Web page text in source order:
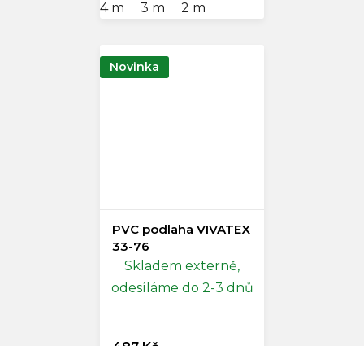
4 m 3 m 2 m
Novinka
PVC podlaha VIVATEX
33-76
Skladem externě,
odesíláme do 2-3 dnů